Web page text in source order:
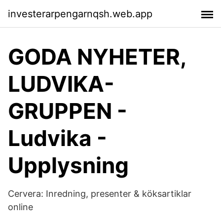
investerarpengarnqsh.web.app
GODA NYHETER,
LUDVIKA-
GRUPPEN -
Ludvika -
Upplysning
Cervera: Inredning, presenter & köksartiklar
online